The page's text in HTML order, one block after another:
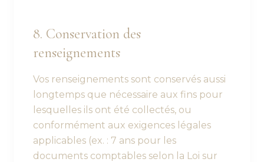
8. Conservation des
renseignements
Vos renseignements sont conservés aussi
longtemps que nécessaire aux fins pour
lesquelles ils ont été collectés, ou
conformément aux exigences légales
applicables (ex. : 7 ans pour les
documents comptables selon la Loi sur